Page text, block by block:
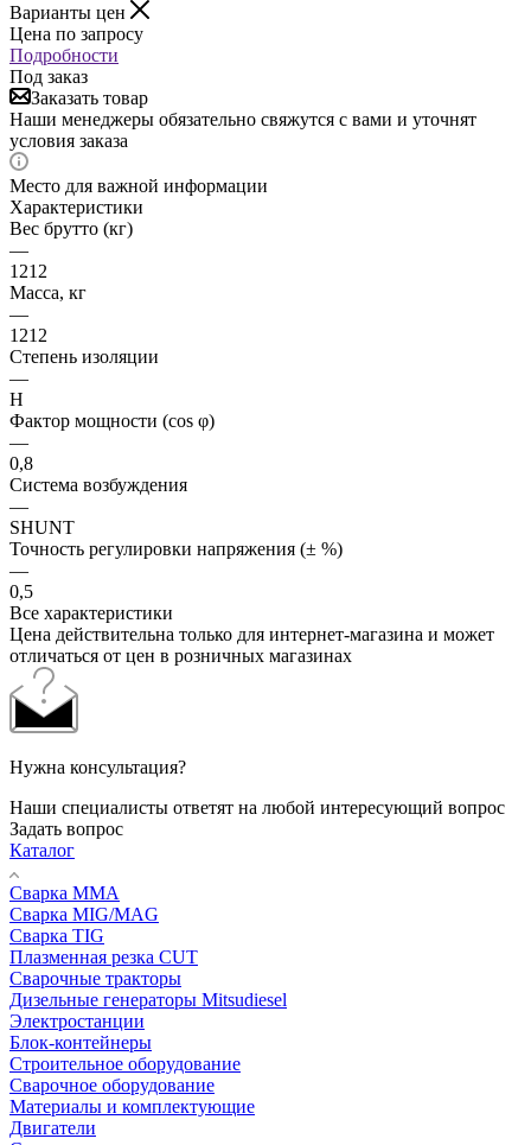
Варианты цен
Цена по запросу
Подробности
Под заказ
Заказать товар
Наши менеджеры обязательно свяжутся с вами и уточнят
условия заказа
Место для важной информации
Характеристики
Вес брутто (кг)
—
1212
Масса, кг
—
1212
Степень изоляции
—
H
Фактор мощности (cos φ)
—
0,8
Система возбуждения
—
SHUNT
Точность регулировки напряжения (± %)
—
0,5
Все характеристики
Цена действительна только для интернет-магазина и может
отличаться от цен в розничных магазинах
Нужна консультация?
Наши специалисты ответят на любой интересующий вопрос
Задать вопрос
Каталог
Сварка MMA
Сварка MIG/MAG
Сварка TIG
Плазменная резка CUT
Сварочные тракторы
Дизельные генераторы Mitsudiesel
Электростанции
Блок-контейнеры
Строительное оборудование
Сварочное оборудование
Материалы и комплектующие
Двигатели